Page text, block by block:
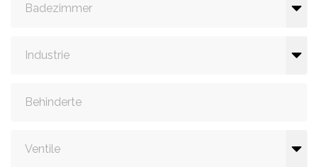
Badezimmer
Industrie
Behinderte
Ventile